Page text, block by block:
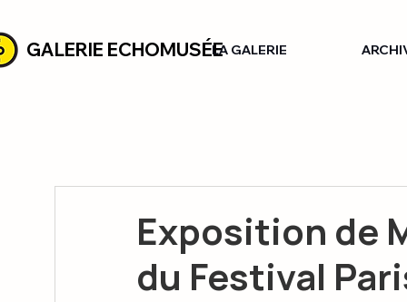
GALERIE ECHOMUSÉELA GALERIE
Exposition de
du Festival